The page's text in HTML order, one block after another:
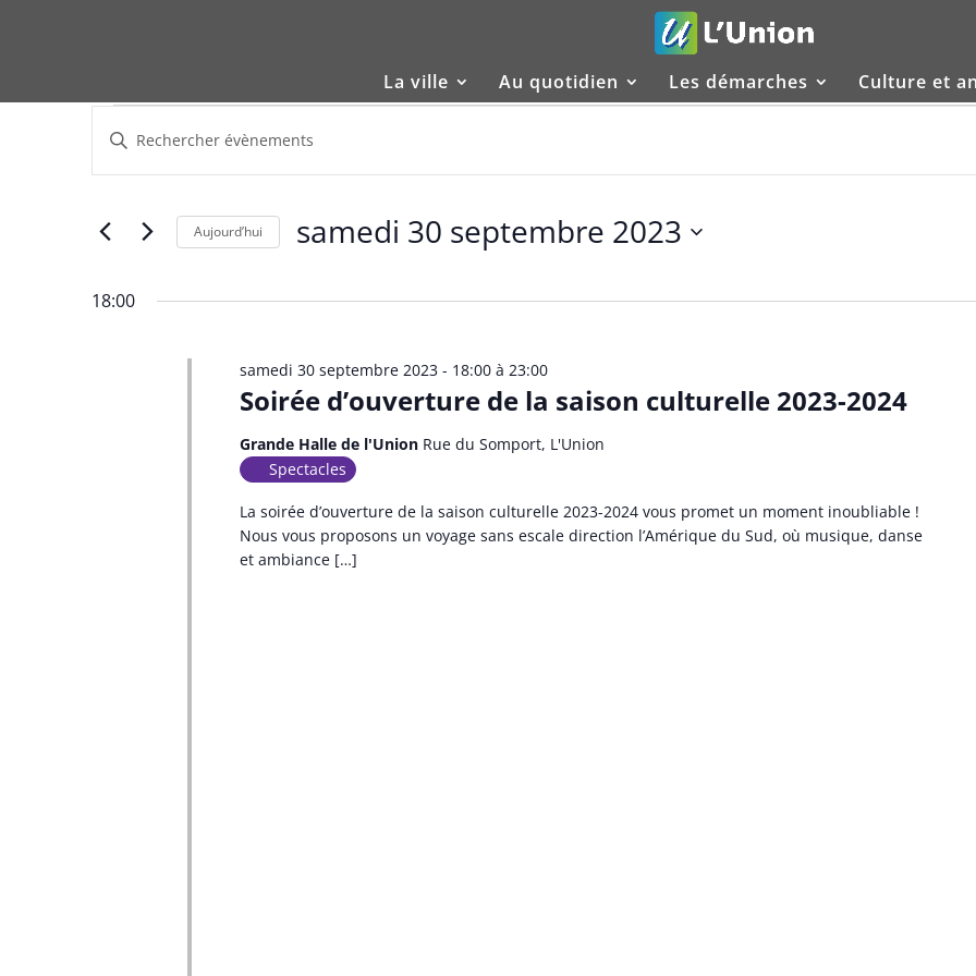
La ville Au quotidien Les démarches Culture et
Évènements
for
samedi
30
septembre
2023
Recherche
et
navigation
vues
Évènements
Saisir
clé.
Évènements
clé.
Aujourd’hui samedi 30 septembre 2023
18:00
Soirée d’ouverture de la saison culturelle 2023-2024
samedi 30 septembre 2023 - 18:00à 23:00
Grande Halle de l'Union Rue du Somport, L'Union
Spectacles
La soirée d’ouverture de la saison culturelle 2023-2024 vous promet un moment inoubliable !
Nous vous proposons un voyage sans escale direction l’Amérique du Sud, où musique, danse
et ambiance […]